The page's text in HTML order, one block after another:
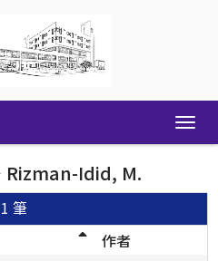
Rizman-Idid, M.
筆
作者